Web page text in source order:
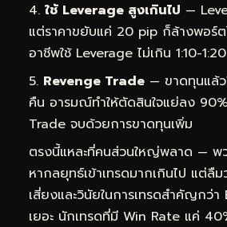
ใช้ Leverage สูงเกินไป —
แต่ราคาขยับแค่ 20 pip ก็ล้างพอร์
อาชีพใช้ Leverage ไม่เกิน 1:10-1:20
Revenge Trade — ขาดทุนแล้ว
คืน อารมณ์ทำให้ตัดสินใจแย่ลง
Trade จบด้วยการขาดทุนเพิ่ม
ตรงนี้แหละที่คนส่วนใหญ่พลาด — พ
หากลยุทธ์เข้าเทรดมากเกินไป แต่ลื
เสี่ยงและวินัยในการเทรดสำคัญกว่
เยอะ นักเทรดที่มี Win Rate แค่